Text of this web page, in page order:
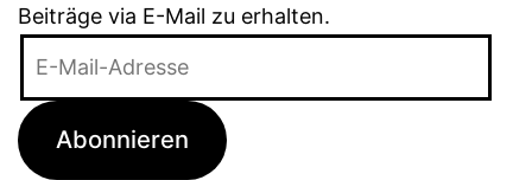
Beiträge via E-Mail zu erhalten.
Adresse
Abonnieren